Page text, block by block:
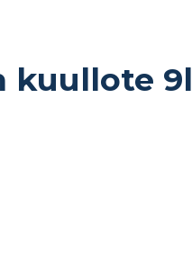
kuullote 9l